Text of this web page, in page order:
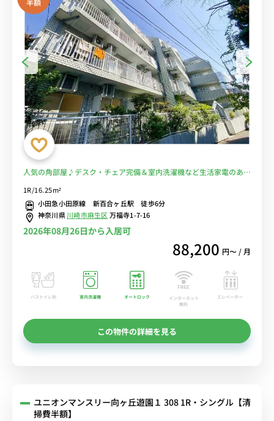
人気の角部屋♪デスク・チェア完備＆室内洗濯機など生活家電のある
合ヶ丘総合病院まで徒歩■選べるWi-Fi格安レンタル中！
1R/16.25m²
小田急小田原線 新百合ヶ丘駅 徒歩6分
神奈川県川崎市麻生区万福寺1-7-16
2026年08月26日から入居可
88,200 円〜 / 月
バストイレ別 室内洗濯機 オートロック
インターネット
無料
エレベーター
この物件の詳細を見る
ユニオンマンスリー向ヶ丘遊園１ 308 1R・シングル【清
掃費半額】